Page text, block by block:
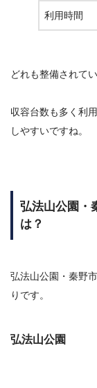
利用時間
どれも整備されて
収容台数も多く利
しやすいですね。
弘法山公園・
は？
弘法山公園・秦野
りです。
弘法山公園